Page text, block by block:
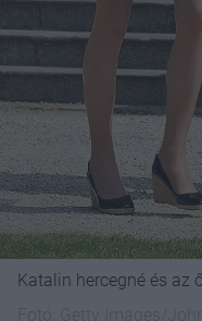
Katalin hercegné és az